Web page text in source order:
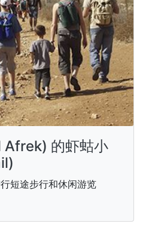
Afrek) 的虾蛄小
短途步行和休闲游览